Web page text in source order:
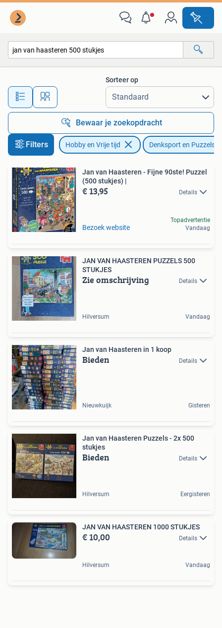
Alle afstanden…
Sorteer op
Bewaar je zoekopdracht
Filters Hobby en Vrije tijd Denksport en Puzzels
Jan van Haasteren - Fijne 90ste! Puzzel
(500 stukjes) |
€ 13,95 Details
Bezoek website
Topadvertentie
Vandaag
JAN VAN HAASTEREN PUZZELS 500
STUKJES
Zie omschrijving Details
Hilversum Vandaag
Jan van Haasteren in 1 koop
Bieden Details
Nieuwkuijk Gisteren
Jan van Haasteren Puzzels - 2x 500
stukjes
Bieden Details
Hilversum Eergisteren
JAN VAN HAASTEREN 1000 STUKJES
€ 10,00 Details
Hilversum Vandaag